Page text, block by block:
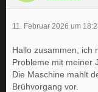
11. Februar 2026 um
Hallo zusammen, ich
Probleme mit meiner
Die Maschine mahlt
Brühvorgang vor.